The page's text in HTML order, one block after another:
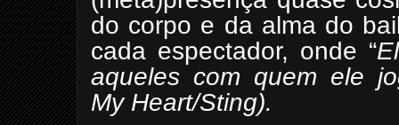
do corpo e da alma do
cada espectador, onde “
aqueles com quem ele
My Heart/Sting).